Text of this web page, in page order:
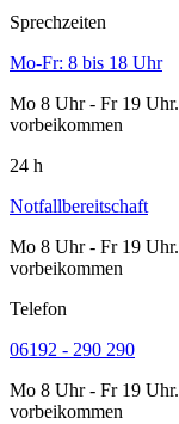
Sprechzeiten
Mo-Fr: 8 bis 18 Uhr
Mo 8 Uhr - Fr 19
vorbeikommen
24 h
Notfallbereitschaft
Mo 8 Uhr - Fr 19
vorbeikommen
Telefon
06192 - 290 290
Mo 8 Uhr - Fr 19
vorbeikommen